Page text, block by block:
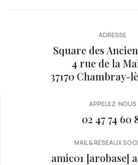
ADRESSE
Square des
4 rue de la
37170 Chambray-
APPELEZ-NOUS
02 47 74 60
MAIL & RÉSEAUX
amic01 [arobase]